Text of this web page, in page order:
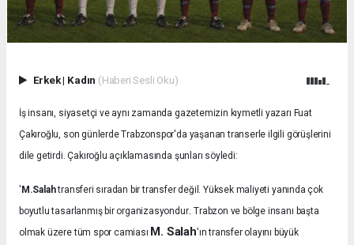
Erkek| Kadın (Haberi Sesli Oku)
İş insanı, siyasetçi ve aynı zamanda gazetemizin kıymetli yazarı Fuat
Çakıroğlu, son günlerde Trabzonspor'da yaşanan transerle ilgili görüşlerini
dile getirdi. Çakıroğlu açıklamasında şunları söyledi:
' M.Salahtransferi sıradan bir transfer değil. Yüksek maliyeti yanında çok
boyutlu tasarlanmış bir organizasyondur.Trabzon ve bölge insanı başta
olmak üzere tüm spor camiası M. Salah'ın transfer olayını büyük